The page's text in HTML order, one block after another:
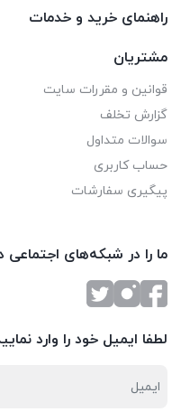
راهنمای خرید و خدمات
مشتریان
قوانین و مقررات سایت
گزارش تخلف
سوالات متداول
حساب کاربری
پیگیری سفارشات
ما را در شبکه‌های اجتماعی
لطفا ایمیل خود را وارد